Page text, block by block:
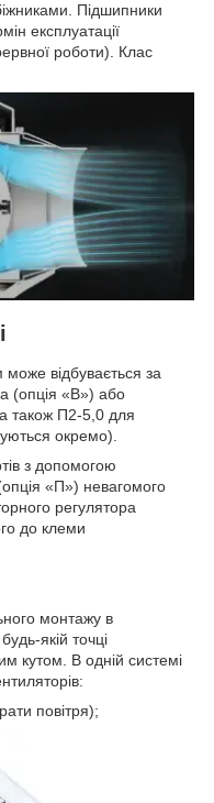
Підшипники
експлуатації
роботи). Клас
відбувається за
(опція «В») або
також П2-5,0 для
окремо).
з допомогою
«П») невагомого
регулятора
до клеми
монтажу в
якій точці
кутом. В одній системі
повітря);